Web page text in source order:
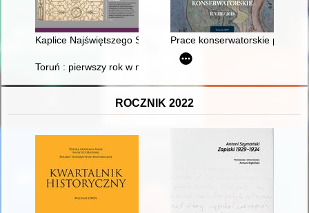
Kaplice Najświętszego Sakramentu w kolegiatach
Prace konserwatorskie przy
Toruń : pierwszy rok w nowej Polsce luty 1945-styczeń 1946
ROCZNIK 2022